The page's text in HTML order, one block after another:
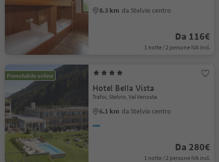
8.3 km da Stelvio centro
Da 116€
1 notte / 2 persone IVA incl.
Prenotabile online
Hotel Bella Vista
Trafoi, Stelvio, Val Venosta
6.1 km da Stelvio centro
Da 280€
1 notte / 2 persone IVA incl.